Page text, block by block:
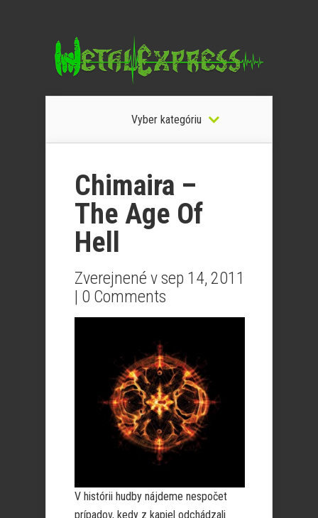
Vyber kategóriu
Chimaira –
The Age Of
Hell
Zverejnené v sep 14, 2011
| 0 Comments
V histórii hudby nájdeme nespočet
prípadov, kedy z kapiel odchádzali